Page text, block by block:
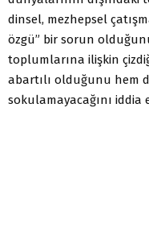
dinsel, mezhepsel
özgü” bir sorun
toplumlarına ilişkin
abartılı olduğunu hem
sokulamayacağını iddia